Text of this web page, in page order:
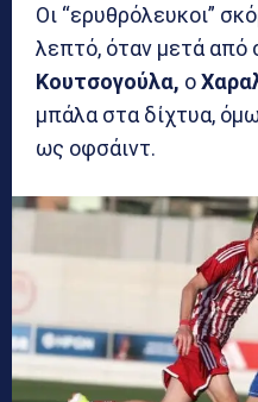
Οι “ερυθρόλευκοι”
λεπτό, όταν μετά από
Κουτσογούλα, ο
μπάλα στα δίχτυα,
ως οφσάιντ.